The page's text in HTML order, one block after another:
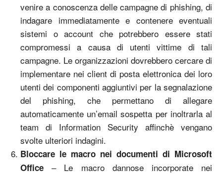
venire a conoscenza delle campagne di phishing, di
indagare immediatamente e contenere eventuali
sistemi o account che potrebbero essere stati
compromessi a causa di utenti vittime di tali
campagne. Le organizzazioni dovrebbero cercare di
implementare nei client di posta elettronica dei loro
utenti dei componenti aggiuntivi per la segnalazione
del phishing, che permettano di allegare
automaticamente un’email sospetta per inoltrarla al
team di Information Security affinchè vengano
svolte ulteriori indagini.
Bloccare le macro nei documenti di Microsoft
Office – Le macro dannose incorporate nei